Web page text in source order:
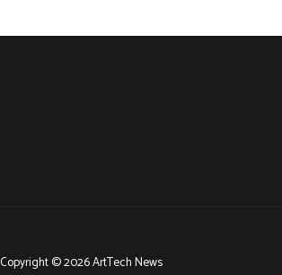
Copyright © 2026 ArtTech News